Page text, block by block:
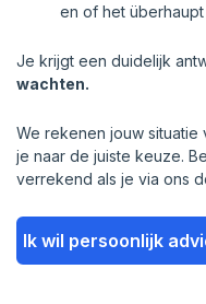
en of het
Je krijgt een duidelijk
wachten.
We rekenen jouw
je naar de juiste keuze.
verrekend als je via ons
Ik wil persoonlijk